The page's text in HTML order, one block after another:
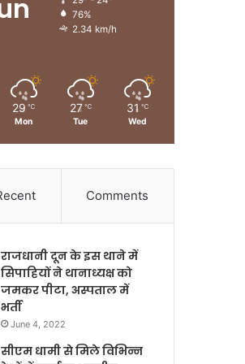
76%
2.34 km/h
29 ℃
Mon
27 ℃
Tue
31 ℃
Wed
Comments
राजधानी दून के इस थाने में
सिपाहियों ने थानाध्यक्ष को
जमकर पीटा, अस्पताल में
भर्ती
June 4, 2022
सीएम धामी से मिले विभिन्न